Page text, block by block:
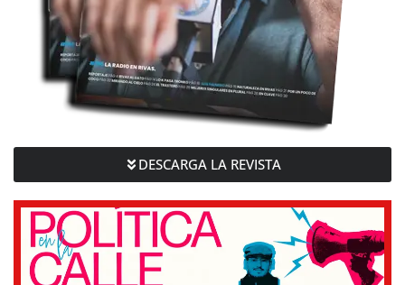
DESCARGA LA REVISTA